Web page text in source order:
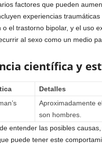
factores que pueden
experiencias
o el trastorno bipolar, y el uso
al sexo como un medio
científica y
Detalles
Aproximadamente
son hombres.
entender las posibles
puede tener este